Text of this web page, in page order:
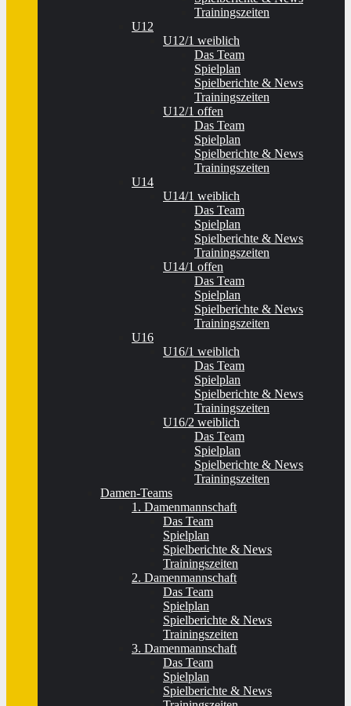
Trainingszeiten
U12
U12/1 weiblich
Das Team
Spielplan
Spielberichte & News
Trainingszeiten
U12/1 offen
Das Team
Spielplan
Spielberichte & News
Trainingszeiten
U14
U14/1 weiblich
Das Team
Spielplan
Spielberichte & News
Trainingszeiten
U14/1 offen
Das Team
Spielplan
Spielberichte & News
Trainingszeiten
U16
U16/1 weiblich
Das Team
Spielplan
Spielberichte & News
Trainingszeiten
U16/2 weiblich
Das Team
Spielplan
Spielberichte & News
Trainingszeiten
Damen-Teams
1. Damenmannschaft
Das Team
Spielplan
Spielberichte & News
Trainingszeiten
2. Damenmannschaft
Das Team
Spielplan
Spielberichte & News
Trainingszeiten
3. Damenmannschaft
Das Team
Spielplan
Spielberichte & News